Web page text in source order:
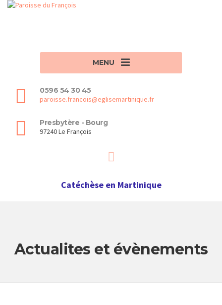
MENU
0596 54 30 45
paroisse.francois@eglisemartinique.fr
Presbytère - Bourg
97240 Le François
Catéchèse en Martinique
Actualites et évènements